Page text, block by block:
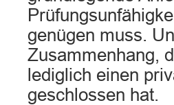
genügen muss.
Zusammenhang,
lediglich einen
geschlossen hat.